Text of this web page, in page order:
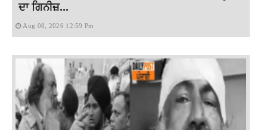
ਦਾ ਗਿਨੀਜ਼...
Aug 08, 2026 12:59 Pm